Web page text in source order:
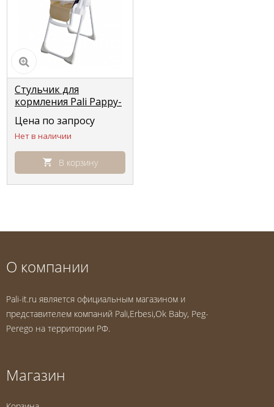
Стульчик для
кормления Pali Pappy-
light цвет cream (крем)
Цена по запросу
Нет в наличии
В корзину
О компании
Pali-it.ru является официальным магазином и
представителем компаний Pali,Erbesi,Ok Baby, Peg-
Perego на территории РФ.
Магазин